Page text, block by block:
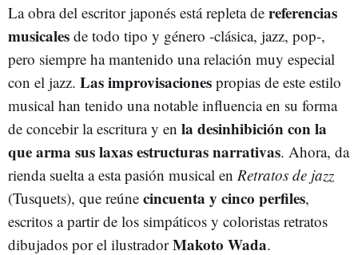
La obra del escritor japonés está repleta de referencias
musicales de todo tipo y género -clásica, jazz, pop-,
pero siempre ha mantenido una relación muy especial
con el jazz. Las improvisaciones propias de este estilo
musical han tenido una notable influencia en su forma
de concebir la escritura y en la desinhibición con la
que arma sus laxas estructuras narrativas. Ahora, da
rienda suelta a esta pasión musical en Retratos de jazz
(Tusquets), que reúne cincuenta y cinco perfiles,
escritos a partir de los simpáticos y coloristas retratos
dibujados por el ilustradorMakoto Wada.